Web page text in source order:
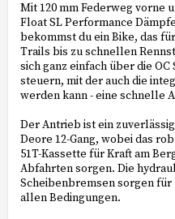
Mit 120 mm Federweg vorne
Float SL Performance
bekommst du ein Bike, das
Trails bis zu schnellen
sich ganz einfach über die
steuern, mit der auch die
werden kann - eine schnelle
Der Antrieb ist ein
Deore 12-Gang, wobei das
51T-Kassette für Kraft am
Abfahrten sorgen. Die
Scheibenbremsen sorgen
allen Bedingungen.